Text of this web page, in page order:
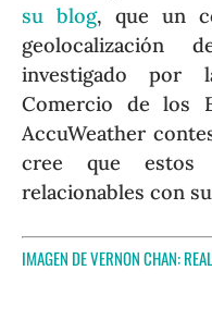
su blog, que un
geolocalización
investigado por
Comercio de los
AccuWeather
cree que estos
relacionables con
IMAGEN DE VERNON CHAN: